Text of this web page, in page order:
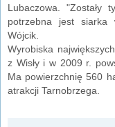
Lubaczowa. "Zostały
potrzebna jest siarka
Wójcik.
Wyrobiska
z Wisły i w 2009 r.
Ma powierzchnię 560
atrakcji Tarnobrzega.